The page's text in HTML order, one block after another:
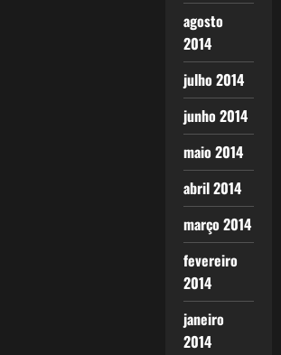
agosto
2014
julho 2014
junho 2014
maio 2014
abril 2014
março 2014
fevereiro
2014
janeiro
2014